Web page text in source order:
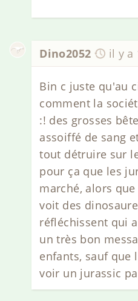
Dino2052 il y a
Bin c juste qu'au
comment la
:! des grosses
assoiffé de sang
tout détruire sur
pour ça que les
marché, alors
voit des
réfléchissent qui
un très bon
enfants, sauf que
voir un jurassic